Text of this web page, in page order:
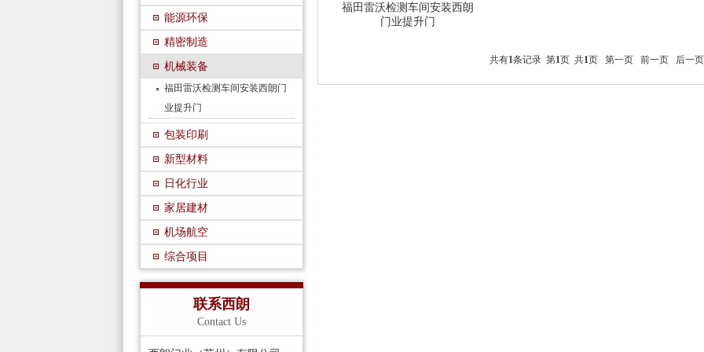
能源环保
精密制造
机械装备
福田雷沃检测车间安装西朗门
业提升门
包装印刷
新型材料
日化行业
家居建材
机场航空
综合项目
联系西朗
Contact Us
福田雷沃检测车间安装西朗
门业提升门
共有1条记录 第1页 共1页 第一页 前一页 后一页